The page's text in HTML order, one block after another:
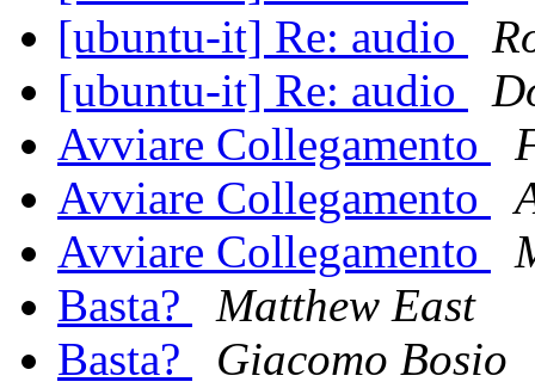
[ubuntu-it] Re: audio
[ubuntu-it] Re: audio
Avviare Collegamento
Avviare Collegamento
Avviare Collegamento
Basta?
Matthew East
Basta?
Giacomo Bosio